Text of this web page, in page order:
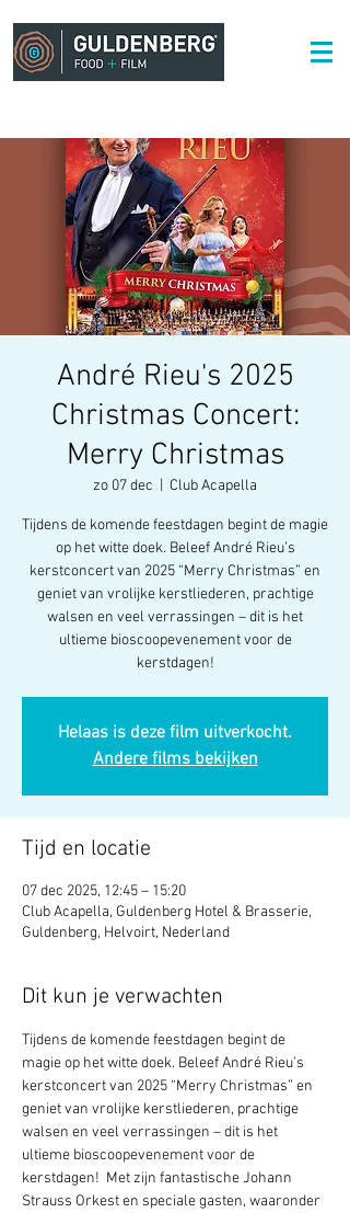
André Rieu's 2025
Christmas Concert:
Merry Christmas
zo 07 dec Club Acapella
Tijdens de komende feestdagen begint de magie
op het witte doek. Beleef André Rieu’s
kerstconcert van 2025 “Merry Christmas” en
geniet van vrolijke kerstliederen, prachtige
walsen en veel verrassingen – dit is het
ultieme bioscoopevenement voor de
kerstdagen!
Helaas is deze film uitverkocht.
Andere films bekijken
Tijd en locatie
07 dec 2025, 12:45 – 15:20
Club Acapella, Guldenberg Hotel & Brasserie,
Guldenberg, Helvoirt, Nederland
Dit kun je verwachten
Tijdens de komende feestdagen begint de
magie op het witte doek. Beleef André Rieu’s
kerstconcert van 2025 “Merry Christmas” en
geniet van vrolijke kerstliederen, prachtige
walsen en veel verrassingen – dit is het
ultieme bioscoopevenement voor de
kerstdagen!  Met zijn fantastische Johann
Strauss Orkest en speciale gasten, waaronder